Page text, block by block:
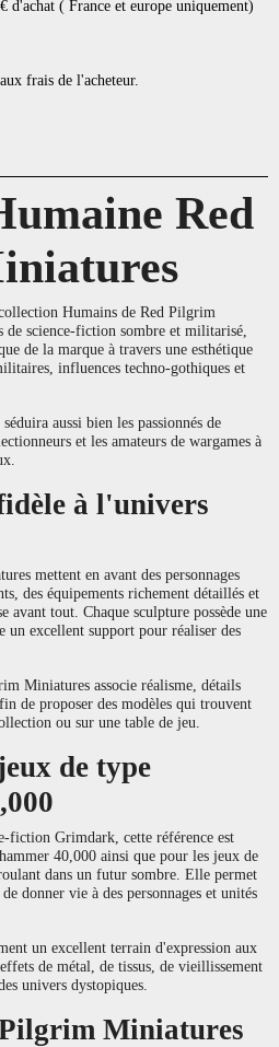
( France et europe uniquement)
frais de l'acheteur.
Red
Humains de Red Pilgrim
science-fiction sombre et militarisé,
de la marque à travers une esthétique
influences techno-gothiques et
aussi bien les passionnés de
et les amateurs de wargames à
à l'univers
mettent en avant des personnages
des équipements richement détaillés et
avant tout. Chaque sculpture possède une
excellent support pour réaliser des
Miniatures associe réalisme, détails
de proposer des modèles qui trouvent
ou sur une table de jeu.
de type
fiction Grimdark, cette référence est
40,000 ainsi que pour les jeux de
dans un futur sombre. Elle permet
donner vie à des personnages et unités
un excellent terrain d'expression aux
de métal, de tissus, de vieillissement
univers dystopiques.
Miniatures